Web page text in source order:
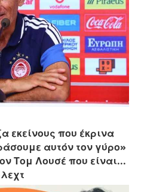
εκείνους που έκρινα
αυτόν τον γύρο»
Τομ Λουσέ που είναι...